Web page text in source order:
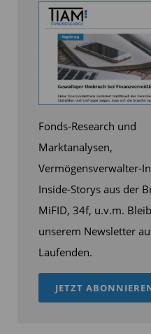
Fonds-Research und
Marktanalysen,
Vermögensverwalter-
Inside-Storys aus der
MiFID, 34f, u.v.m.
unserem Newsletter
Laufenden.
JETZT